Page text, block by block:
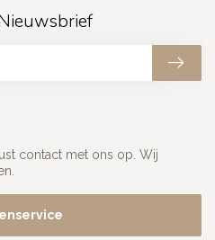
contact met ons op. Wij